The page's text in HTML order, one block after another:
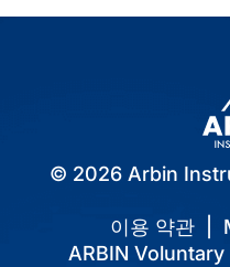
© 2026 Arbin
이용 약관
ARBIN